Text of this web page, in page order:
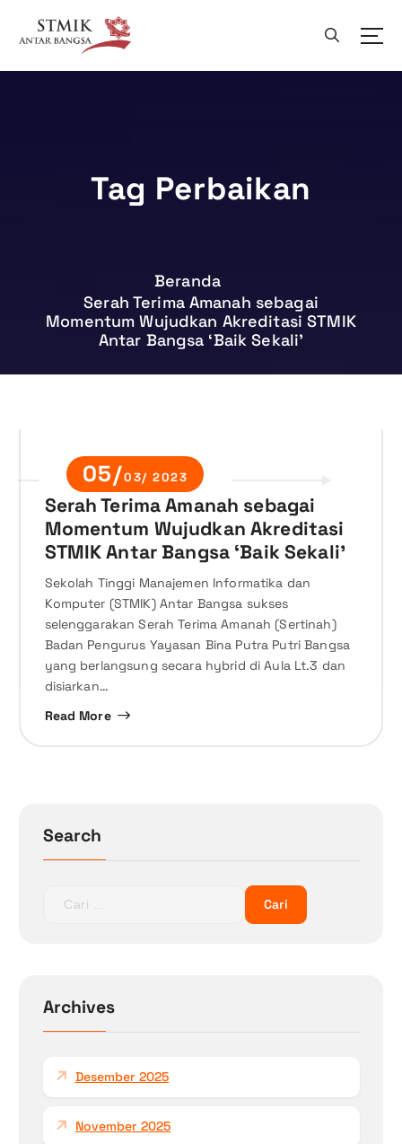
a
Tag Perbaikan
Beranda
Serah Terima Amanah sebagai
Momentum Wujudkan Akreditasi STMIK
Antar Bangsa ‘Baik Sekali’
05/03/ 2023
Serah Terima Amanah sebagai
Momentum Wujudkan Akreditasi
STMIK Antar Bangsa ‘Baik Sekali’
Sekolah Tinggi Manajemen Informatika dan
Komputer (STMIK) Antar Bangsa sukses
selenggarakan Serah Terima Amanah (Sertinah)
Badan Pengurus Yayasan Bina Putra Putri Bangsa
yang berlangsung secara hybrid di Aula Lt.3 dan
disiarkan…
Read More
Search
n
tArchives
Desember 2025
November 2025